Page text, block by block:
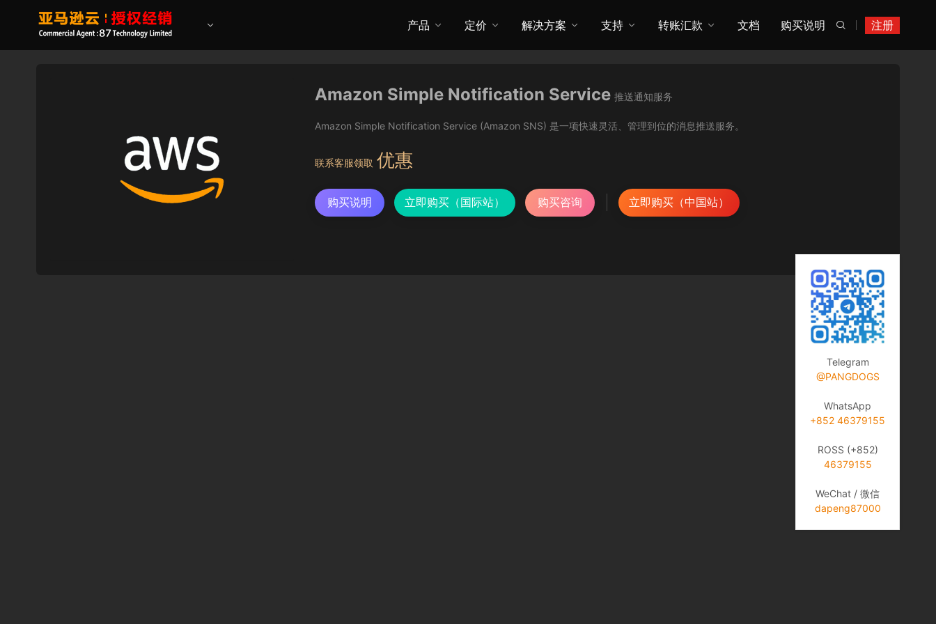
注册

产品 定价 解决方案 支持 转账汇款 文档 购买说明
Amazon Simple Notification Service 推送通知服务
Amazon Simple Notification Service (Amazon SNS) 是一项快速灵活、管理到位的消息推送服务。
联系客服领取 优惠
购买说明 立即购买（国际站） 购买咨询 立即购买（中国站）
Telegram
@PANGDOGS
WhatsApp
+852 46379155
ROSS (+852)
46379155
WeChat / 微信
dapeng87000